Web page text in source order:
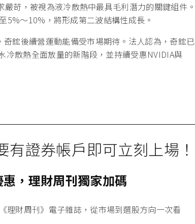
苛，被視為液冷散熱中最具毛利潛力的關鍵組件。
5%～10%，將形成第二波結構性成長。
鋐後續營運動能備受市場期待。法人認為，奇鋐已
散熱全面放量的新階段，並持續受惠NVIDIA與
證券帳戶即可立刻上場！
，理財周刊獨家加碼
理財周刊》電子雜誌 ，從市場到選股方向一次看